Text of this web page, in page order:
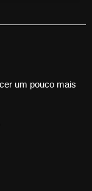
um pouco mais